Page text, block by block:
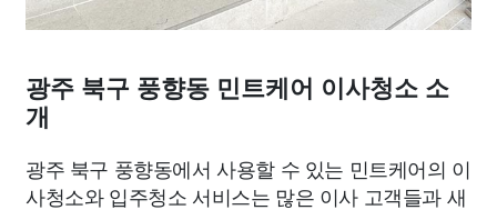
광주 북구 풍향동 민트케어 이사청소 소
개
광주 북구 풍향동에서 사용할 수 있는 민트케어의 이
사청소와 입주청소 서비스는 많은 이사 고객들과 새